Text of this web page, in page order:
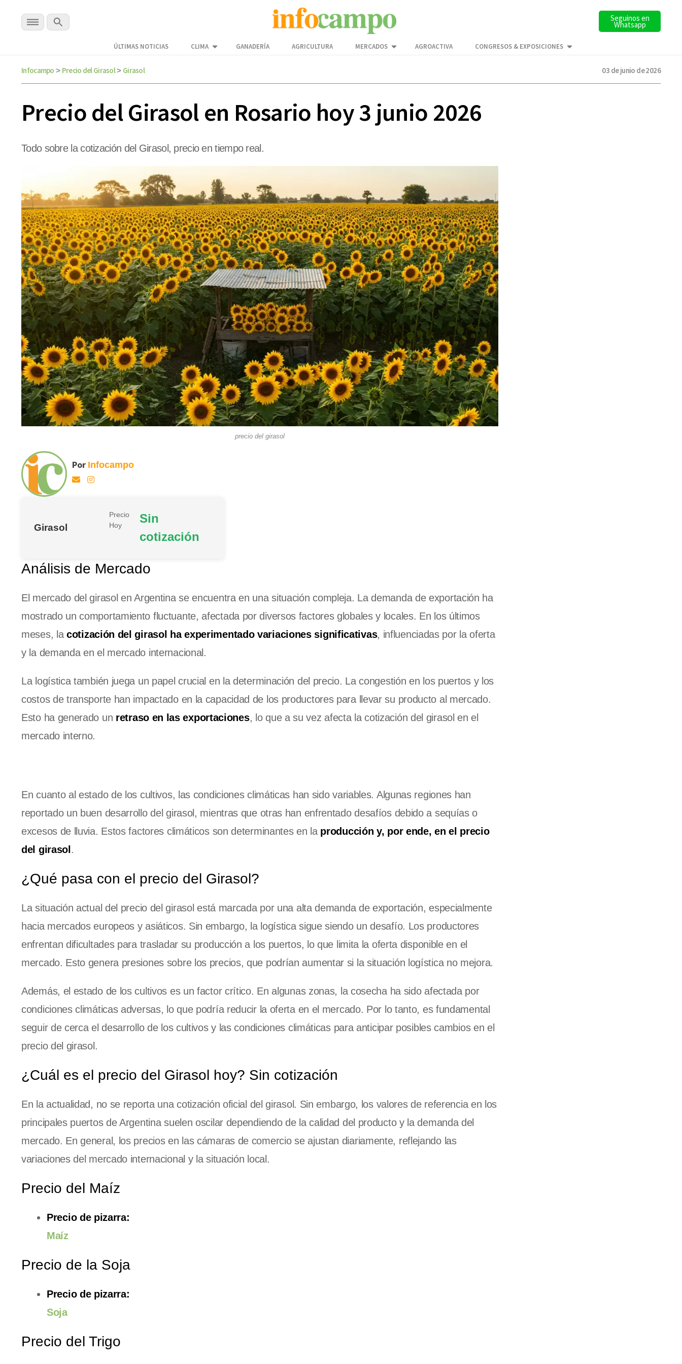
Seguinos en
Whatsapp
ÚLTIMAS NOTICIAS CLIMA GANADERÍA AGRICULTURA MERCADOS AGROACTIVA CONGRESOS & EXPOSICIONES
Infocampo > Precio del Girasol> Girasol 03 de junio de 2026
Precio del Girasol en Rosario hoy 3 junio 2026
Todo sobre la cotización del Girasol, precio en tiempo real.
precio del girasol
Por Infocampo
Girasol
Precio
Hoy
Sin
cotización
Análisis de Mercado
El mercado del girasol en Argentina se encuentra en una situación compleja. La demanda de exportación ha
mostrado un comportamiento fluctuante, afectada por diversos factores globales y locales. En los últimos
meses, la cotización del girasol ha experimentado variaciones significativas, influenciadas por la oferta
y la demanda en el mercado internacional.
La logística también juega un papel crucial en la determinación del precio. La congestión en los puertos y los
costos de transporte han impactado en la capacidad de los productores para llevar su producto al mercado.
Esto ha generado un retraso en las exportaciones, lo que a su vez afecta la cotización del girasol en el
mercado interno.
En cuanto al estado de los cultivos, las condiciones climáticas han sido variables. Algunas regiones han
reportado un buen desarrollo del girasol, mientras que otras han enfrentado desafíos debido a sequías o
excesos de lluvia. Estos factores climáticos son determinantes en la producción y, por ende, en el precio
del girasol .
¿Qué pasa con el precio del Girasol?
La situación actual del precio del girasol está marcada por una alta demanda de exportación, especialmente
hacia mercados europeos y asiáticos. Sin embargo, la logística sigue siendo un desafío. Los productores
enfrentan dificultades para trasladar su producción a los puertos, lo que limita la oferta disponible en el
mercado. Esto genera presiones sobre los precios, que podrían aumentar si la situación logística no mejora.
Además, el estado de los cultivos es un factor crítico. En algunas zonas, la cosecha ha sido afectada por
condiciones climáticas adversas, lo que podría reducir la oferta en el mercado. Por lo tanto, es fundamental
seguir de cerca el desarrollo de los cultivos y las condiciones climáticas para anticipar posibles cambios en el
precio del girasol.
¿Cuál es el precio del Girasol hoy? Sin cotización
En la actualidad, no se reporta una cotización oficial del girasol. Sin embargo, los valores de referencia en los
principales puertos de Argentina suelen oscilar dependiendo de la calidad del producto y la demanda del
mercado. En general, los precios en las cámaras de comercio se ajustan diariamente, reflejando las
variaciones del mercado internacional y la situación local.
Precio del Maíz
Precio de pizarra:
Maíz
Precio de la Soja
Precio de pizarra:
Soja
Precio del Trigo